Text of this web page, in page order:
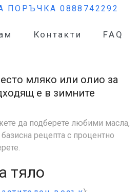
ПОРЪЧКА 0888742292
Контакти FAQ
мляко или олио за
е в зимните
да подберете любими масла,
рецепта с процентно
тяло